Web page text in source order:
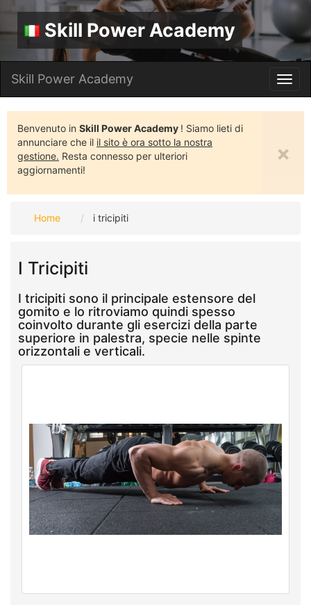
Skill Power Academy
Skill Power Academy
Benvenuto in Skill Power Academy ! Siamo lieti di
annunciare che il il sito è ora sotto la nostra
gestione. Resta connesso per ulteriori
aggiornamenti!
×
Home i tricipiti
I Tricipiti
I tricipiti sono il principale estensore del
gomito e lo ritroviamo quindi spesso
coinvolto durante gli esercizi della parte
superiore in palestra, specie nelle spinte
orizzontali e verticali.